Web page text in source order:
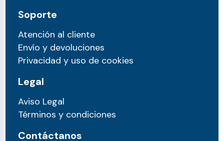
Soporte
Atención al cliente
Envío y devoluciones
Privacidad y uso de cookies
Legal
Aviso Legal
Términos y condiciones
Contáctanos